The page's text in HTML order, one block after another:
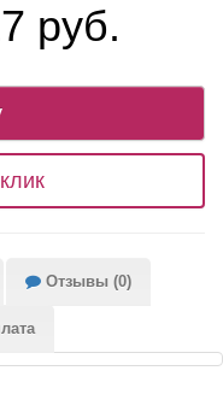
руб.
Отзывы (0)